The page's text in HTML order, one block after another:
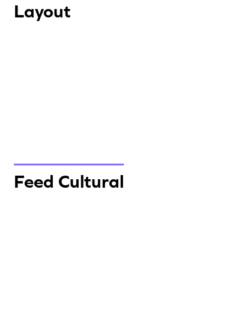
Layout
Feed Cultural